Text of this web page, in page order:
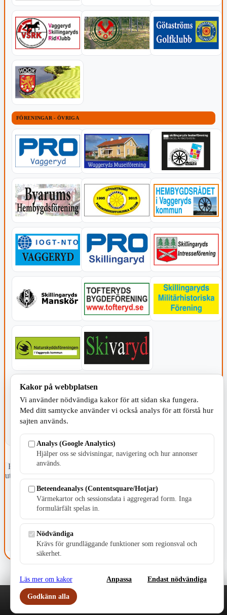
FÖRENINGAR - ÖVRIGA
KOMMUNEN
Fristående webbtidningsföretag grundat 1991 som sedan 2002 ger
ut tidningen Skillingaryd.nu och 2010 lanserades Värnamo.nu. Från
april 2026 omfattar Skillingaryd.nu tre kommuner: Gnosjö,
Värnamo och Vaggeryds kommun.
Kontakta oss
E-post: redaktionen@skillingaryd.nu
Postadress: Gisslaköp 1, 568 92 Skillingaryd
Kakinställningar
Kakor på webbplatsen
Vi använder nödvändiga kakor för att sidan ska fungera.
Med ditt samtycke använder vi också analys för att förstå hur
sajten används.
Analys (Google Analytics)
Hjälper oss se sidvisningar, navigering och hur annonser
används.
Beteendeanalys (Contentsquare/Hotjar)
Värmekartor och sessionsdata i aggregerad form. Inga
formulärfält spelas in.
Nödvändiga
Krävs för grundläggande funktioner som regionsval och
säkerhet.
Läs mer om kakor Anpassa Endast nödvändiga
Godkänn alla